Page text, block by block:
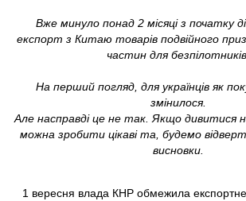
Вже минуло понад 2 місяці з початку
експорт з Китаю товарів подвійного
частин для безпілотників.
На перший погляд, для українців як
змінилося.
Але насправді це не так. Якщо дивитися
можна зробити цікаві та, будемо
висновки.
1 вересня влада КНР обмежила